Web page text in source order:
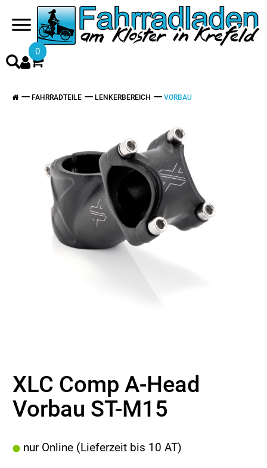
0
FAHRRADTEILE LENKERBEREICH VORBAU
XLC Comp A-Head
Vorbau ST-M15
nur Online (Lieferzeit bis 10 AT)